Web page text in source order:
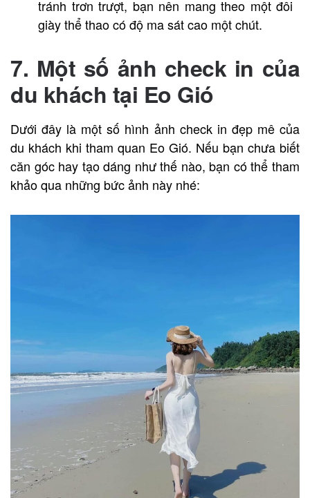
tránh trơn trượt, bạn nên mang theo một đôi
giày thể thao có độ ma sát cao một chút.
7. Một số ảnh check in của
du khách tại Eo Gió
Dưới đây là một số hình ảnh check in đẹp mê của
du khách khi tham quan Eo Gió. Nếu bạn chưa biết
căn góc hay tạo dáng như thế nào, bạn có thể tham
khảo qua những bức ảnh này nhé: